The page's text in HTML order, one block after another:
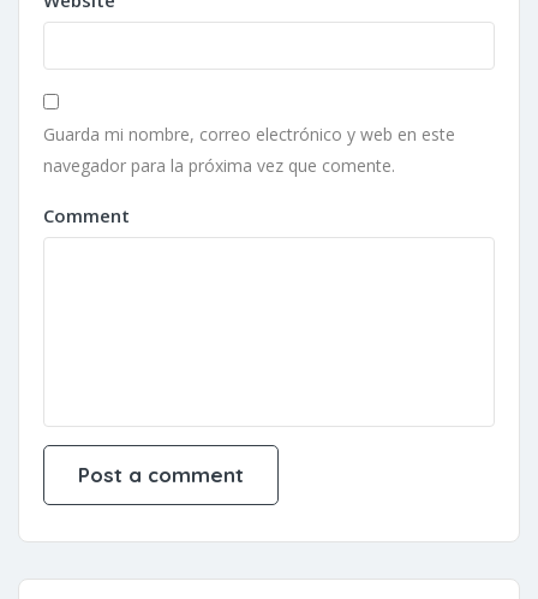
Guarda mi nombre, correo electrónico y web en este
navegador para la próxima vez que comente.
Comment